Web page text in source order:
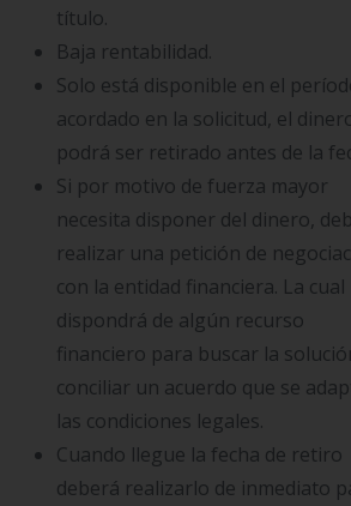
título.
Baja rentabilidad.
Solo está disponible en el
acordado en la solicitud, el
podrá ser retirado antes de la
Si por motivo de fuerza mayor
necesita disponer del dinero,
realizar una petición de
con la entidad financiera. La cual
dispondrá de algún recurso
financiero para buscar la
conciliar un acuerdo que se
las condiciones legales.
Cuando llegue la fecha de retiro
deberá realizarlo de inmediato